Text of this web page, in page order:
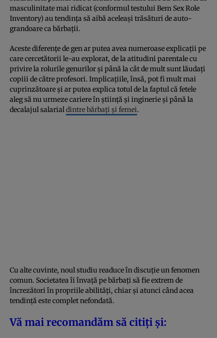
masculinitate mai ridicat (conformul testului Bem Sex Role
Inventory) au tendința să aibă aceleași trăsături de auto-
grandoare ca bărbații.
Aceste diferențe de gen ar putea avea numeroase explicații pe
care cercetătorii le-au explorat, de la atitudini parentale cu
privire la rolurile genurilor și până la cât de mult sunt lăudați
copiii de către profesori. Implicațiile, însă, pot fi mult mai
cuprinzătoare și ar putea explica totul de la faptul că fetele
aleg să nu urmeze cariere în știință și inginerie și până la
decalajul salarialdintre bărbați și femei.
Cu alte cuvinte, noul studiu readuce în discuție un fenomen
comun. Societatea îi învață pe bărbați să fie extrem de
încrezători în propriile abilități, chiar și atunci când acea
tendință este complet nefondată.
Vă mai recomandăm să citiți și: